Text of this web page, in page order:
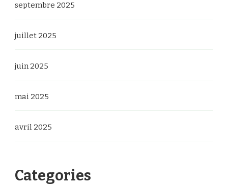
septembre 2025
juillet 2025
juin 2025
mai 2025
avril 2025
Categories